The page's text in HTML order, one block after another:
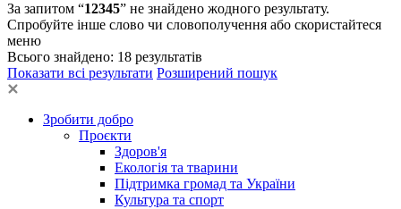
За запитом “12345” не знайдено жодного результату.
Спробуйте інше слово чи словополучення або скористайтеся
меню
Всього знайдено: 18 результатів
Показати всі результати Розширений пошук
Зробити добро
Проєкти
Здоров'я
Екологія та тварини
Підтримка громад та України
Культура та спорт